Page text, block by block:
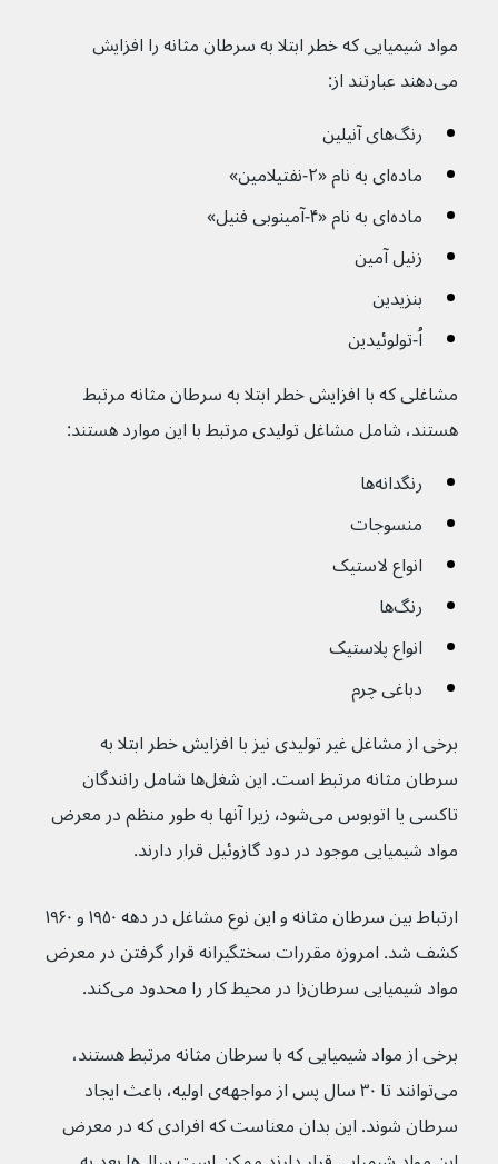
مواد شیمیایی که خطر ابتلا به سرطان مثانه را افزایش
می‌دهند عبارتند از:
رنگ‌های آنیلین
ماده‌ای به نام «۲-نفتیلامین»
ماده‌ای به نام «۴-آمینوبی فنیل»
زنیل آمین
بنزیدین
اُ-تولوئیدین
مشاغلی که با افزایش خطر ابتلا به سرطان مثانه مرتبط
هستند، شامل مشاغل تولیدی مرتبط با این موارد هستند:
رنگدانه‌ها
منسوجات
انواع لاستیک‌
رنگ‌ها
انواع پلاستیک
دباغی چرم
برخی از مشاغل غیر تولیدی نیز با افزایش خطر ابتلا به
سرطان مثانه مرتبط است. این شغل‌ها شامل رانندگان
تاکسی یا اتوبوس می‌شود٬ زیرا آنها به طور منظم در معرض
مواد شیمیایی موجود در دود گازوئیل قرار دارند.
ارتباط بین سرطان مثانه و این نوع مشاغل در دهه ۱۹۵۰ و ۱۹۶۰
کشف شد. امروزه مقررات سختگیرانه قرار گرفتن در معرض
مواد شیمیایی سرطان‌زا در محیط کار را محدود می‌کند.
برخی از مواد شیمیایی که با سرطان مثانه مرتبط هستند،
می‌توانند تا ۳۰ سال پس از مواجهه‌ی اولیه، باعث ایجاد
سرطان شوند. این بدان معناست که افرادی که در معرض